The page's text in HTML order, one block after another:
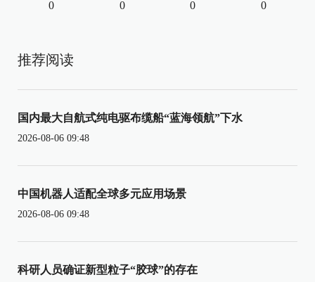
0 0 0 0
推荐阅读
国内最大自航式纯电驱布缆船“蓝海领航”下水
2026-08-06 09:48
中国机器人适配全球多元应用场景
2026-08-06 09:48
科研人员确证新型粒子“胶球”的存在